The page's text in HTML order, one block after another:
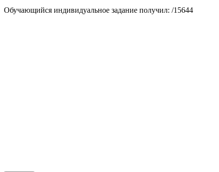
Обучающийся индивидуальное задание получил: /15644